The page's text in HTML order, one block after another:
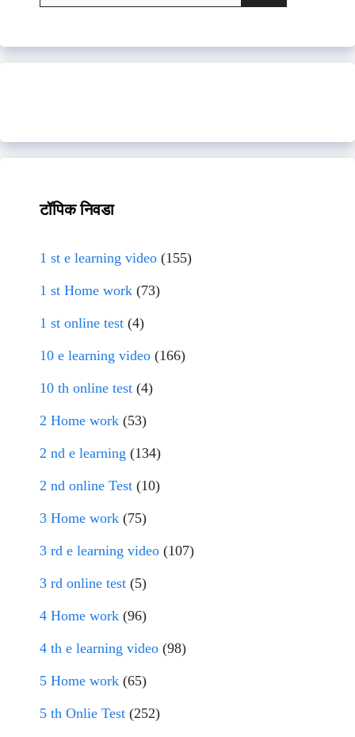
for:
टॉपिक निवडा
1 st e learning video (155)
1 st Home work (73)
1 st online test (4)
10 e learning video (166)
10 th online test (4)
2 Home work (53)
2 nd e learning (134)
2 nd online Test (10)
3 Home work (75)
3 rd e learning video (107)
3 rd online test (5)
4 Home work (96)
4 th e learning video (98)
5 Home work (65)
5 th Onlie Test (252)